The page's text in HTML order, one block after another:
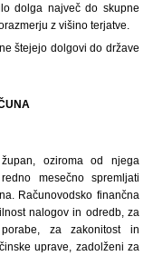
dolga največ do skupne
z višino terjatve.
štejejo dolgovi do države
oziroma od njega
mesečno spremljati
Računovodsko finančna
nalogov in odredb, za
za zakonitost in
uprave, zadolženi za